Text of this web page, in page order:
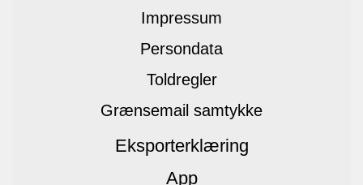
Impressum
Persondata
Toldregler
Grænsemail samtykke
Eksporterklæring
App